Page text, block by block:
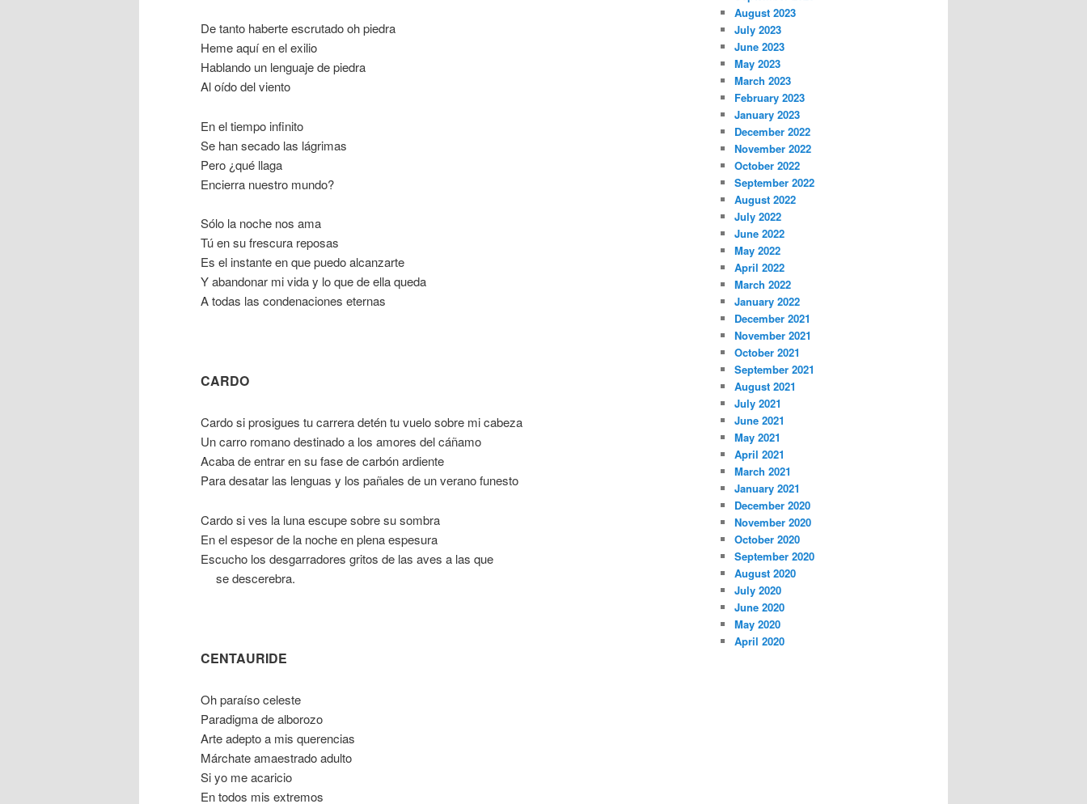
De tanto haberte escrutado oh piedra
Heme aquí en el exilio
Hablando un lenguaje de piedra
Al oído del viento
En el tiempo infinito
Se han secado las lágrimas
Pero ¿qué llaga
Encierra nuestro mundo?
Sólo la noche nos ama
Tú en su frescura reposas
Es el instante en que puedo alcanzarte
Y abandonar mi vida y lo que de ella queda
A todas las condenaciones eternas
CARDO
Cardo si prosigues tu carrera detén tu vuelo sobre mi cabeza
Un carro romano destinado a los amores del cáñamo
Acaba de entrar en su fase de carbón ardiente
Para desatar las lenguas y los pañales de un verano funesto
Cardo si ves la luna escupe sobre su sombra
En el espesor de la noche en plena espesura
Escucho los desgarradores gritos de las aves a las que
se descerebra.
CENTAURIDE
Oh paraíso celeste
Paradigma de alborozo
Arte adepto a mis querencias
Márchate amaestrado adulto
Si yo me acaricio
En todos mis extremos
August 2023
July 2023
June 2023
May 2023
March 2023
February 2023
January 2023
December 2022
November 2022
October 2022
September 2022
August 2022
July 2022
June 2022
May 2022
April 2022
March 2022
January 2022
December 2021
November 2021
October 2021
September 2021
August 2021
July 2021
June 2021
May 2021
April 2021
March 2021
January 2021
December 2020
November 2020
October 2020
September 2020
August 2020
July 2020
June 2020
May 2020
April 2020